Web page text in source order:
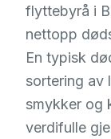
flyttebyrå i
nettopp
En typisk
sortering av
smykker og
verdifulle